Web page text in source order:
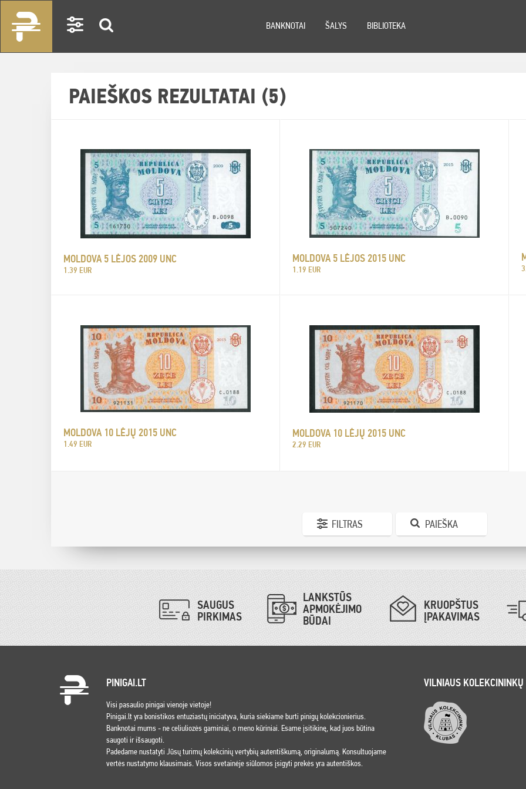
BANKNOTAI ŠALYS BIBLIOTEKA
PAIEŠKOS REZULTATAI (5)
MOLDOVA 5 LĖJOS 2009 UNC
1.39 EUR
MOLDOVA 5 LĖJOS 2015 UNC
1.19 EUR
MOLDOVA 10 LĖJŲ 2015 UNC
1.49 EUR
MOLDOVA 10 LĖJŲ 2015 UNC
2.29 EUR
FILTRAS PAIEŠKA
SAUGUS
PIRKIMAS
LANKSTŪS
APMOKĖJIMO
BŪDAI
KRUOPŠTUS
ĮPAKAVIMAS
PINIGAI.LT
Visi pasaulio pinigai vienoje vietoje!
Pinigai.lt yra bonistikos entuziastų iniciatyva, kuria siekiame burti pinigų kolekcionierius.
Banknotai mums - ne celiuliozės gaminiai, o meno kūriniai. Esame įsitikinę, kad juos būtina
saugoti ir išsaugoti.
Padedame nustatyti Jūsų turimų kolekcinių vertybių autentiškumą, originalumą. Konsultuojame
vertės nustatymo klausimais. Visos svetainėje siūlomos įsigyti prekės yra autentiškos.
VILNIAUS